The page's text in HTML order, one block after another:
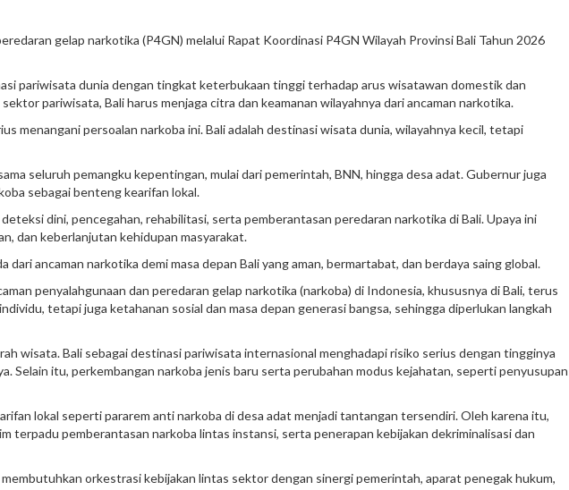
gelap narkotika (P4GN) melalui Rapat Koordinasi P4GN Wilayah Provinsi Bali Tahun 2026
pariwisata dunia dengan tingkat keterbukaan tinggi terhadap arus wisatawan domestik dan
pariwisata, Bali harus menjaga citra dan keamanan wilayahnya dari ancaman narkotika.
menangani persoalan narkoba ini. Bali adalah destinasi wisata dunia, wilayahnya kecil, tetapi
seluruh pemangku kepentingan, mulai dari pemerintah, BNN, hingga desa adat. Gubernur juga
sebagai benteng kearifan lokal.
dini, pencegahan, rehabilitasi, serta pemberantasan peredaran narkotika di Bali. Upaya ini
dan keberlanjutan kehidupan masyarakat.
ancaman narkotika demi masa depan Bali yang aman, bermartabat, dan berdaya saing global.
penyalahgunaan dan peredaran gelap narkotika (narkoba) di Indonesia, khususnya di Bali, terus
tetapi juga ketahanan sosial dan masa depan generasi bangsa, sehingga diperlukan langkah
wisata. Bali sebagai destinasi pariwisata internasional menghadapi risiko serius dengan tingginya
Selain itu, perkembangan narkoba jenis baru serta perubahan modus kejahatan, seperti penyusupan
lokal seperti pararem anti narkoba di desa adat menjadi tantangan tersendiri. Oleh karena itu,
pemberantasan narkoba lintas instansi, serta penerapan kebijakan dekriminalisasi dan
orkestrasi kebijakan lintas sektor dengan sinergi pemerintah, aparat penegak hukum,